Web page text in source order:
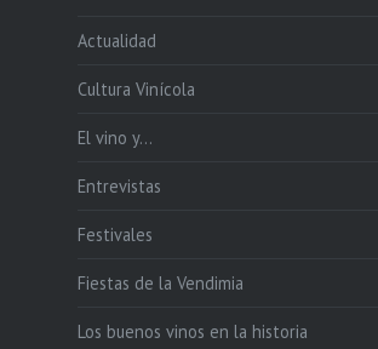
Actualidad
Cultura Vinícola
El vino y…
Entrevistas
Festivales
Fiestas de la Vendimia
Los buenos vinos en la historia